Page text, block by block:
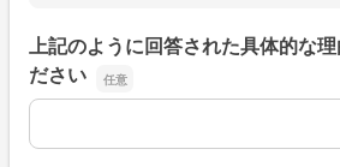
上記のように回答された具体的な
ださい
上記のように回答された具体的な